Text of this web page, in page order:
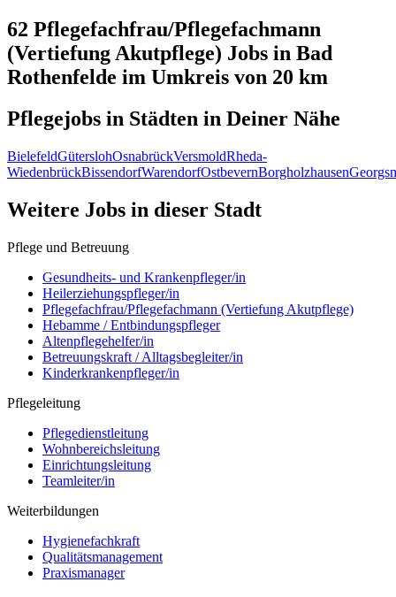
62 Pflegefachfrau/Pflegefachmann
(Vertiefung Akutpflege) Jobs in Bad
Rothenfelde im Umkreis von 20 km
Pflegejobs in Städten in Deiner Nähe
BielefeldGüterslohOsnabrückVersmoldRheda-
WiedenbrückBissendorfWarendorfOstbevernBorgholzhausen
Weitere Jobs in dieser Stadt
Pflege und Betreuung
Gesundheits- und Krankenpfleger/in
Heilerziehungspfleger/in
Pflegefachfrau/Pflegefachmann (Vertiefung Akutpflege)
Hebamme / Entbindungspfleger
Altenpflegehelfer/in
Betreuungskraft / Alltagsbegleiter/in
Kinderkrankenpfleger/in
Pflegeleitung
Pflegedienstleitung
Wohnbereichsleitung
Einrichtungsleitung
Teamleiter/in
Weiterbildungen
Hygienefachkraft
Qualitätsmanagement
Praxismanager